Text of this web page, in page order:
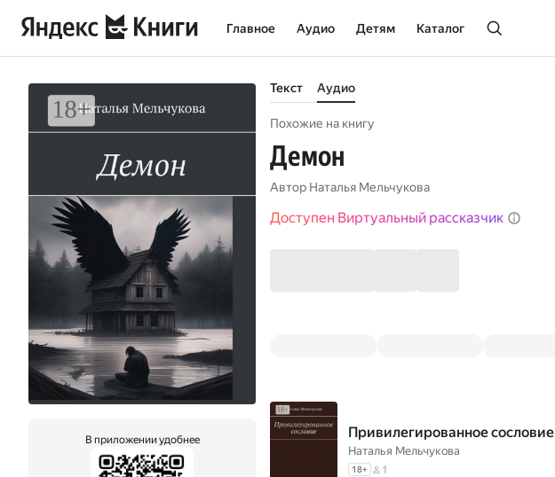
Главное Аудио Детям Каталог
В приложении удобнее
Текст Аудио
Похожие на книгу
Демон
Автор Наталья Мельчукова
Доступен Виртуальный рассказчик
Привилегированное сословие
Наталья Мельчукова
18+ 1